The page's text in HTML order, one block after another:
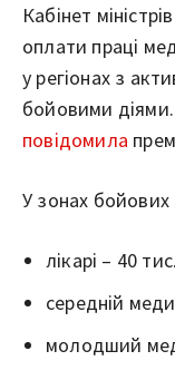
Кабінет
оплати праці
у регіонах з
бойовими
повідомила
У зонах бойових
лікарі – 40
середній
молодший